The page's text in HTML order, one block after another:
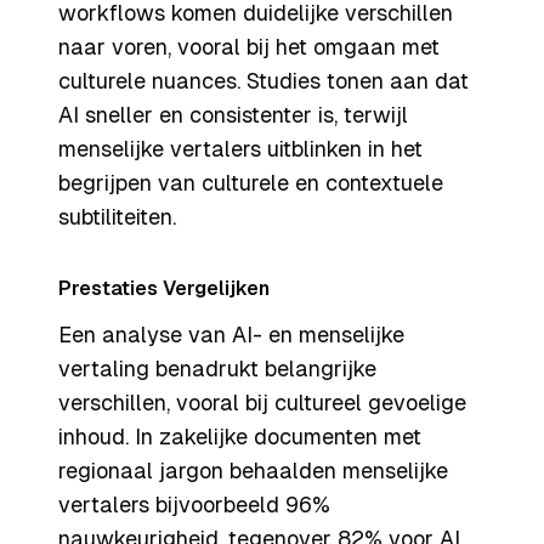
workflows komen duidelijke verschillen
naar voren, vooral bij het omgaan met
culturele nuances. Studies tonen aan dat
AI sneller en consistenter is, terwijl
menselijke vertalers uitblinken in het
begrijpen van culturele en contextuele
subtiliteiten.
Prestaties Vergelijken
Een analyse van AI- en menselijke
vertaling benadrukt belangrijke
verschillen, vooral bij cultureel gevoelige
inhoud. In zakelijke documenten met
regionaal jargon behaalden menselijke
vertalers bijvoorbeeld 96%
nauwkeurigheid, tegenover 82% voor AI